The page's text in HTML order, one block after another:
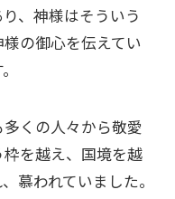
、神様はそういう
の御心を伝えてい
くの人々から敬愛
を越え、国境を越
慕われていました。